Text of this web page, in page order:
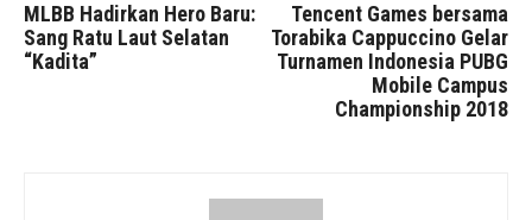
MLBB Hadirkan Hero Baru:
Sang Ratu Laut Selatan
“Kadita”
Tencent Games bersama
Torabika Cappuccino Gelar
Turnamen Indonesia PUBG
Mobile Campus
Championship 2018